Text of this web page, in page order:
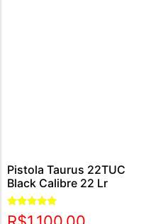
Pistola Taurus 22TUC
Black Calibre 22 Lr
Avaliação